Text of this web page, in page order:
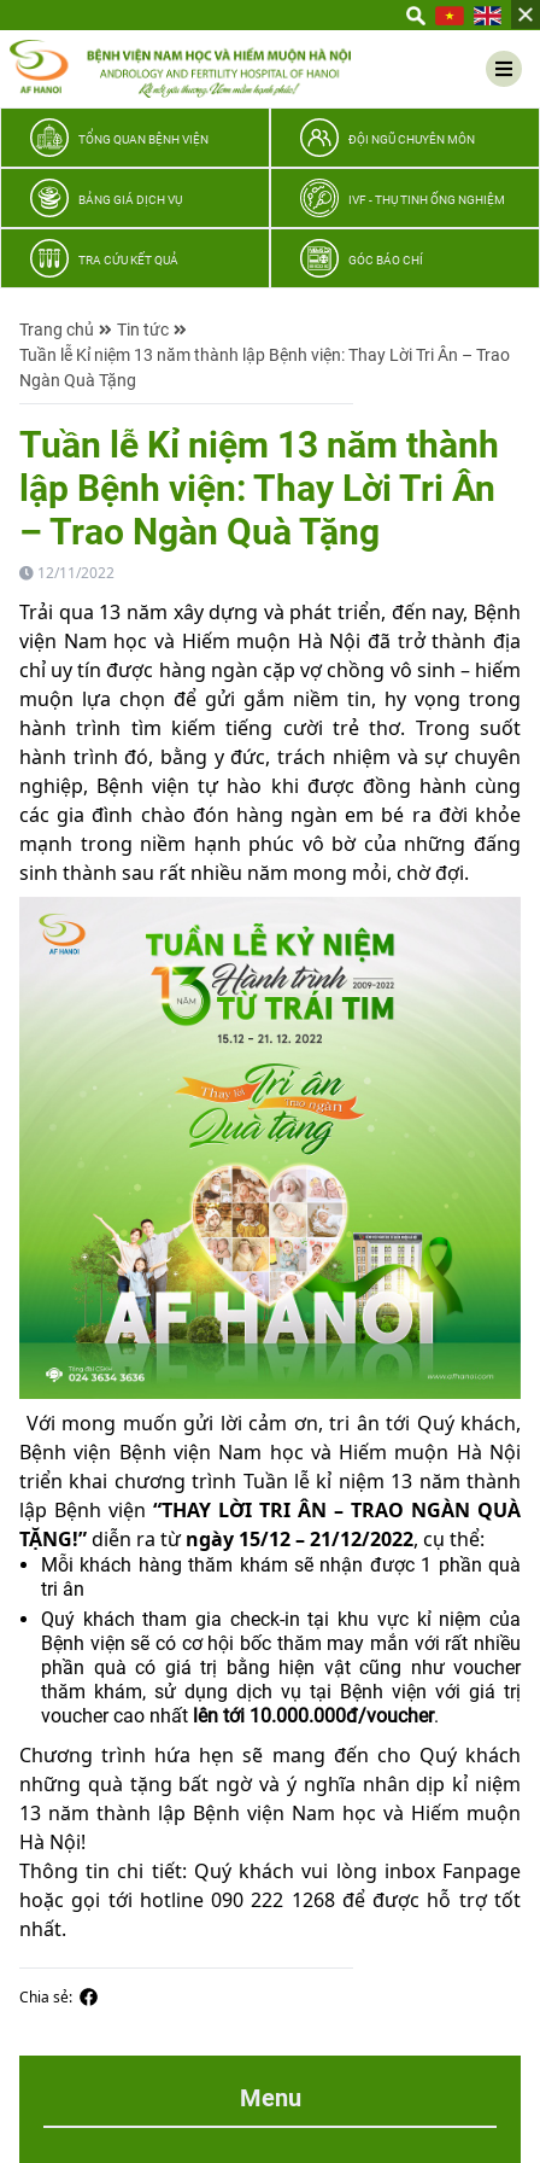
thương
TỔNG QUAN BỆNH VIỆN ĐỘI NGŨ CHUYÊN MÔN
BẢNG GIÁ DỊCH VỤ IVF - THỤ TINH ỐNG NGHIỆM
TRA CỨU KẾT QUẢ GÓC BÁO CHÍ
Trang chủ
Tin tức
Tuần lễ Kỉ niệm 13 năm thành lập Bệnh viện: Thay Lời Tri Ân – Trao
Ngàn Quà Tặng
Tuần lễ Kỉ niệm 13 năm thành
lập Bệnh viện: Thay Lời Tri Ân
– Trao Ngàn Quà Tặng
12/11/2022
Trải qua 13 năm xây dựng và phát triển, đến nay, Bệnh
viện Nam học và Hiếm muộn Hà Nội đã trở thành địa
chỉ uy tín được hàng ngàn cặp vợ chồng vô sinh – hiếm
muộn lựa chọn để gửi gắm niềm tin, hy vọng trong
hành trình tìm kiếm tiếng cười trẻ thơ. Trong suốt
hành trình đó, bằng y đức, trách nhiệm và sự chuyên
nghiệp, Bệnh viện tự hào khi được đồng hành cùng
các gia đình chào đón hàng ngàn em bé ra đời khỏe
mạnh trong niềm hạnh phúc vô bờ của những đấng
sinh thành sau rất nhiều năm mong mỏi, chờ đợi.
Với mong muốn gửi lời cảm ơn, tri ân tới Quý khách,
Bệnh viện Bệnh viện Nam học và Hiếm muộn Hà Nội
triển khai chương trình Tuần lễ kỉ niệm 13 năm thành
lập Bệnh viện “THAY LỜI TRI ÂN – TRAO NGÀN QUÀ
TẶNG!”diễn ra từngày 15/12 – 21/12/2022, cụ thể:
Mỗi khách hàng thăm khám sẽ nhận được 1 phần quà
tri ân
Quý khách tham gia check-in tại khu vực kỉ niệm của
Bệnh viện sẽ có cơ hội bốc thăm may mắn với rất nhiều
phần quà có giá trị bằng hiện vật cũng như voucher
thăm khám, sử dụng dịch vụ tại Bệnh viện với giá trị
voucher cao nhất lên tới 10.000.000đ/voucher.
️Chương trình hứa hẹn sẽ mang đến cho Quý khách
những quà tặng bất ngờ và ý nghĩa nhân dịp kỉ niệm
13 năm thành lập Bệnh viện Nam học và Hiếm muộn
Hà Nội!
Thông tin chi tiết: Quý khách vui lòng inbox Fanpage
hoặc gọi tới hotline 090 222 1268 để được hỗ trợ tốt
nhất.
Chia sẻ:
Menu